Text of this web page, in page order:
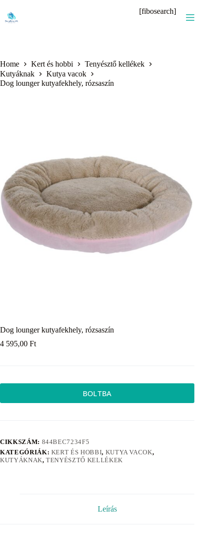
content
[fibosearch]
Home Kert és hobbi
Tenyésztő kellékek
Kutyáknak
Kutya vacok
Dog lounger kutyafekhely, rózsaszín
Dog lounger kutyafekhely, rózsaszín
4 595,00 Ft
BOLTBA
CIKKSZÁM: 844BEC7234F5
KATEGÓRIÁK: KERT ÉS HOBBI, KUTYA VACOK,
KUTYÁKNAK,TENYÉSZTŐ KELLÉKEK
Leírás